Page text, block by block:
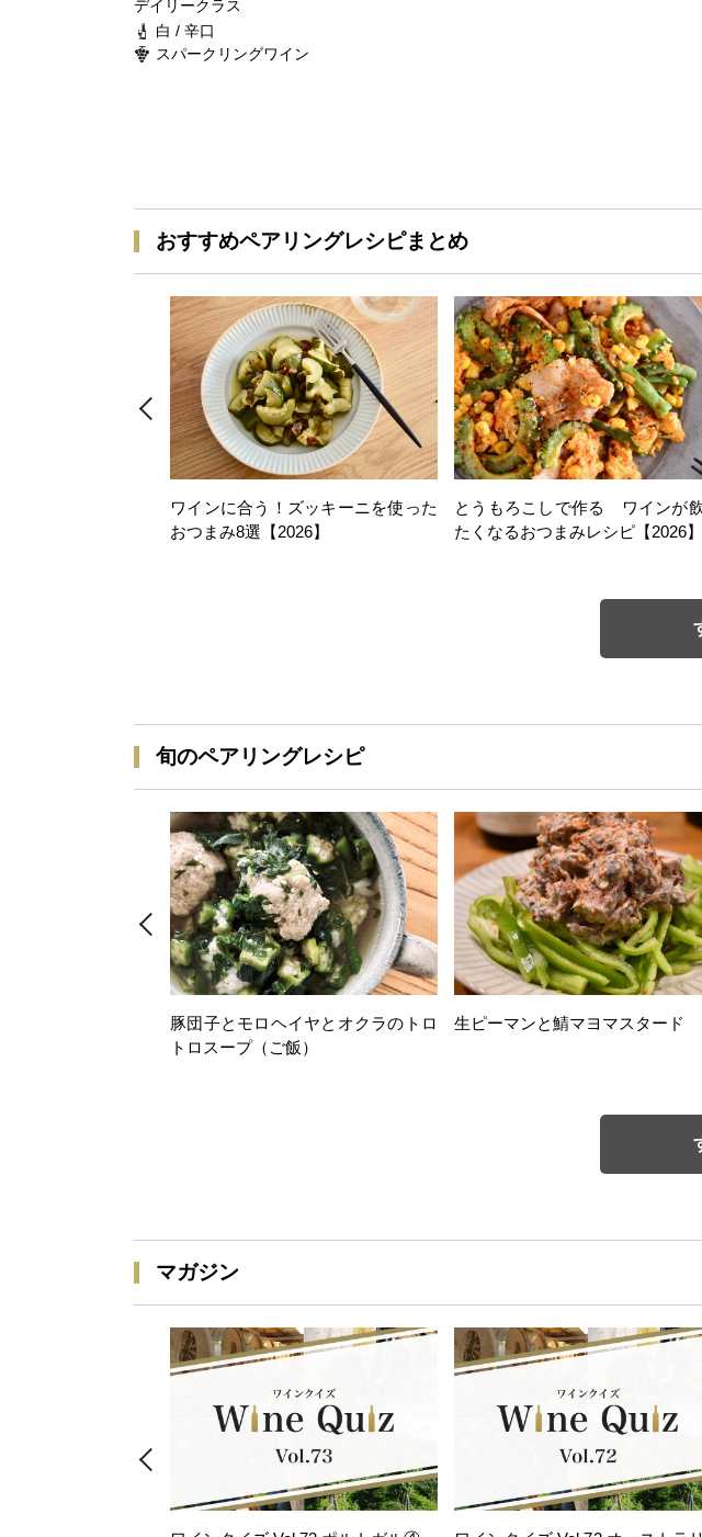
デイリークラス
白 / 辛口
スパークリングワイン
おすすめペアリングレシピまとめ
ワインに合う！ズッキーニを使った
おつまみ8選【2026】
とうもろこしで作る ワインが
たくなるおつまみレシピ【2026】
旬のペアリングレシピ
豚団子とモロヘイヤとオクラのトロ
トロスープ（ご飯）
生ピーマンと鯖マヨマスタード
マガジン